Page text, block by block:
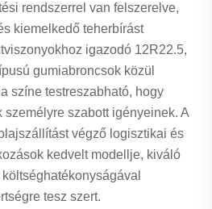
rendszerrel van felszerelve,
kiemelkedő teherbírást
igazodó 12R22.5,
gumiabroncsok közül
színe testreszabható, hogy
szabott igényeinek. A
végző logisztikai és
kedvelt modellje, kiváló
tesz szert.